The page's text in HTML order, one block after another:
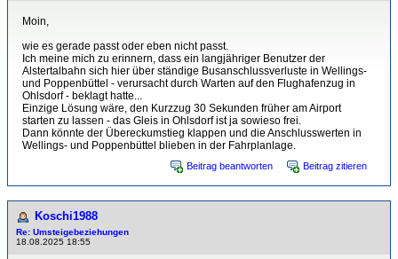
Moin,
wie es gerade passt oder eben nicht passt.
Ich meine mich zu erinnern, dass ein langjähriger Benutzer der
Alstertalbahn sich hier über ständige Busanschlussverluste in Wellings-
und Poppenbüttel - verursacht durch Warten auf den Flughafenzug in
Ohlsdorf - beklagt hatte...
Einzige Lösung wäre, den Kurzzug 30 Sekunden früher am Airport
starten zu lassen - das Gleis in Ohlsdorf ist ja sowieso frei.
Dann könnte der Übereckumstieg klappen und die Anschlusswerten in
Wellings- und Poppenbüttel blieben in der Fahrplanlage.
Beitrag beantworten Beitrag zitieren
Koschi1988
Re: Umsteigebeziehungen
18.08.2025 18:55